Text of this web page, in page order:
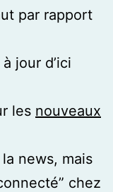
par rapport
jour d’ici
les nouveaux
news, mais
chez